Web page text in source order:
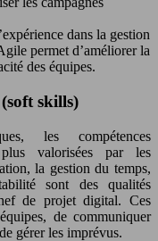
dans la gestion
permet d’améliorer la
des équipes.
skills)
les compétences
valorisées par les
la gestion du temps,
sont des qualités
de projet digital. Ces
de communiquer
gérer les imprévus.